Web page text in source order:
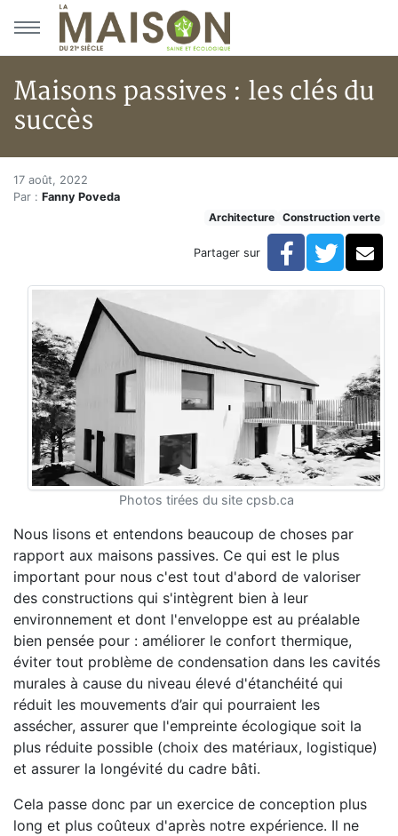
Aller au menu principal
Aller au contenu principal
Maisons passives : les clés du
succès
Accueil
Articles
Maisons passives : les clés du succès
Maisons passives : les clés du
17 août, 2022
Par : Fanny Poveda
Architecture
Construction verte
Partager sur Facebook
Photos tirées du site cpsb.ca
Nous lisons et entendons beaucoup de choses par
rapport aux maisons passives. Ce qui est le plus
important pour nous c'est tout d'abord de valoriser
des constructions qui s'intègrent bien à leur
environnement et dont l'enveloppe est au préalable
bien pensée pour : améliorer le confort thermique,
éviter tout problème de condensation dans les cavités
murales à cause du niveau élevé d'étanchéité qui
réduit les mouvements d’air qui pourraient les
assécher, assurer que l'empreinte écologique soit la
plus réduite possible (choix des matériaux, logistique)
et assurer la longévité du cadre bâti.
Cela passe donc par un exercice de conception plus
long et plus coûteux d'après notre expérience. Il ne